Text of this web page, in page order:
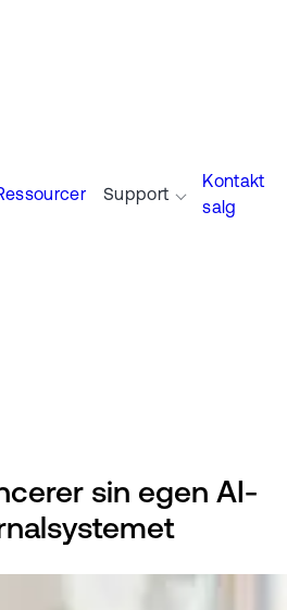
Support
Kontakt
salg
sin egen AI-